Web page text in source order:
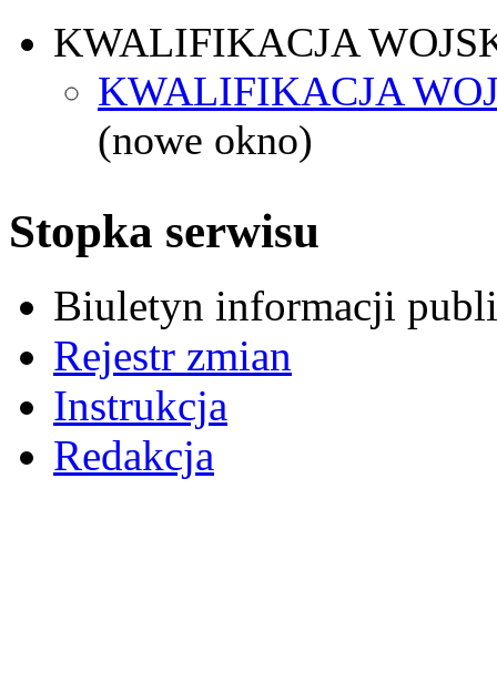
KWALIFIKACJA
KWALIFIKACJA
(nowe okno)
Stopka serwisu
Biuletyn informacji
Rejestr zmian
Instrukcja
Redakcja